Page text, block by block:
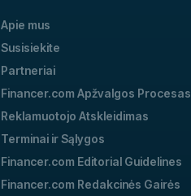
Apie mus
Susisiekite
Partneriai
Financer.com Apžvalgos Procesas
Reklamuotojo Atskleidimas
Terminai ir Sąlygos
Financer.com Editorial Guidelines
Financer.com Redakcinės Gairės